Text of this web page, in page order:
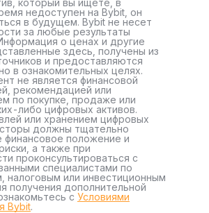
который вы ищете, в
недоступен на Bybit, он
в будущем. Bybit не несет
за любые результаты
о ценах и другие
здесь, получены из
и предоставляются
в ознакомительных целях.
не является финансовой
рекомендацией или
по покупке, продаже или
либо цифровых активов.
или хранением цифровых
должны тщательно
финансовое положение и
а также при
проконсультироваться с
специалистами по
налоговым или инвестиционным
получения дополнительной
с Условиями
Bybit.